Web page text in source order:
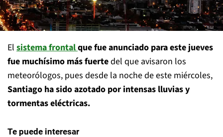
El sistema frontalque fue anunciado para este jueves
fue muchísimo más fuertedel que avisaron los
meteorólogos, pues desde la noche de este miércoles,
Santiago ha sido azotado por intensas lluvias y
tormentas eléctricas.
Te puede interesar